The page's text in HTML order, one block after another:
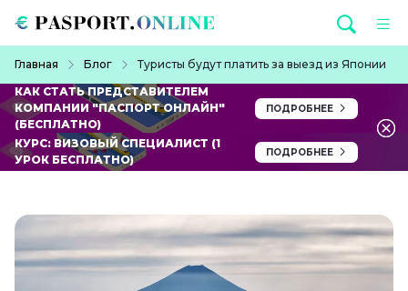
Главная Блог
Туристы будут платить за выезд из Японии
КАК СТАТЬ ПРЕДСТАВИТЕЛЕМ
КОМПАНИИ "ПАСПОРТ ОНЛАЙН"
(БЕСПЛАТНО)
ПОДРОБНЕЕ
КУРС: ВИЗОВЫЙ СПЕЦИАЛИСТ (1
УРОК БЕСПЛАТНО)
ПОДРОБНЕЕ